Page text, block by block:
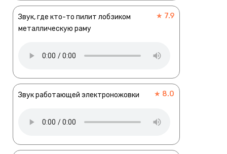
Звук, где кто-то пилит лобзиком
металлическую раму
★ 7.9
Звук работающей электроножовки ★ 8.0